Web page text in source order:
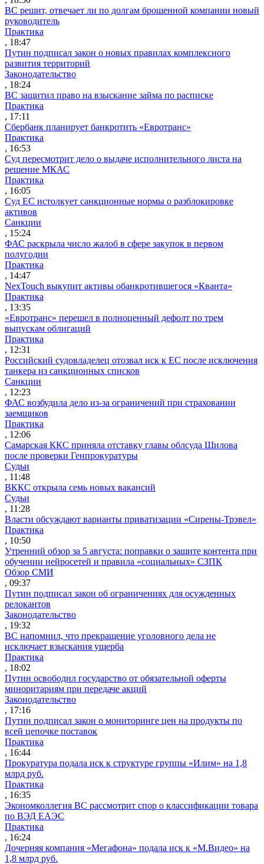
ВС решит, отвечает ли по долгам брошенной компании новый
руководитель
Практика
, 18:47
Путин подписал закон о новых правилах комплексного
развития территорий
Законодательство
, 18:24
ВС защитил право на взыскание займа по расписке
Практика
, 17:11
Сбербанк планирует банкротить «Евротранс»
Практика
, 16:53
Суд пересмотрит дело о выдаче исполнительного листа на
решение МКАС
Практика
, 16:05
Суд ЕС истолкует санкционные нормы о разблокировке
активов
Санкции
, 15:24
ФАС раскрыла число жалоб в сфере закупок в первом
полугодии
Практика
, 14:47
NexTouch выкупит активы обанкротившегося «Кванта»
Практика
, 13:35
«Евротранс» перешел в полноценный дефолт по трем
выпускам облигаций
Практика
, 12:31
Российский судовладелец отозвал иск к ЕС после исключения
танкера из санкционных списков
Санкции
, 12:23
ФАС возбудила дело из-за ограничений при страховании
заемщиков
Практика
, 12:06
Самарская ККС приняла отставку главы облсуда Шилова
после проверки Генпрокуратуры
Судьи
, 11:48
ВККС открыла семь новых вакансий
Судьи
, 11:28
Власти обсуждают варианты приватизации «Сирены-Трэвел»
Практика
, 10:50
Утренний обзор за 5 августа: поправки о защите контента при
обучении нейросетей и правила «социальных» СЗПК
Обзор СМИ
, 09:37
Путин подписал закон об ограничениях для осужденных
релокантов
Законодательство
, 19:32
ВС напомнил, что прекращение уголовного дела не
исключает взыскания ущерба
Практика
, 18:02
Путин освободил государство от обязательной оферты
миноритариям при передаче акций
Законодательство
, 17:16
Путин подписал закон о мониторинге цен на продукты по
всей цепочке поставок
Практика
, 16:44
Прокуратура подала иск к структуре группы «Илим» на 1,8
млрд руб.
Практика
, 16:35
Экономколлегия ВС рассмотрит спор о классификации товара
по ВЭД ЕАЭС
Практика
, 16:24
Дочерняя компания «Мегафона» подала иск к «М.Видео» на
1,8 млрд руб.